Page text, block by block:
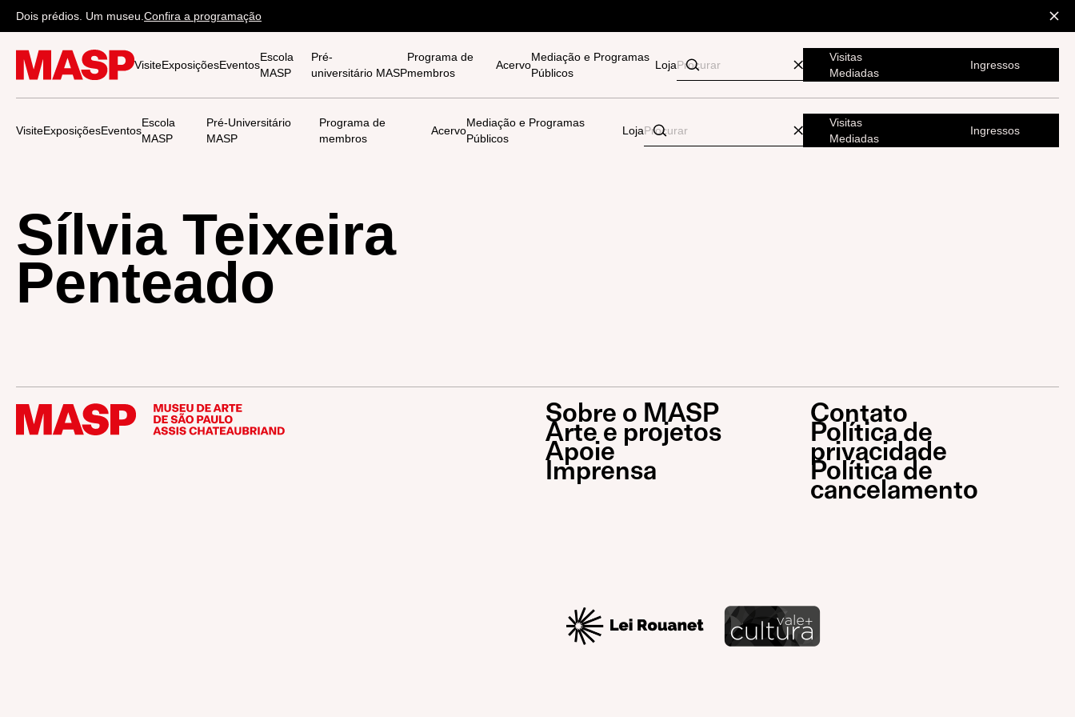
Dois prédios. Um museu. Confira a programação
VisiteExposiçõesEventos
Escola
MASP
Pré-
universitário MASP
Programa de
membros
Acervo
Mediação e Programas
Públicos
Loja
Visitas
Mediadas
Ingressos
VisiteExposiçõesEventos
Escola
MASP
Pré-Universitário
MASP
Programa de
membros
Acervo
Mediação e Programas
Públicos
Loja
Visitas
Mediadas
Ingressos
Sílvia Teixeira
Penteado
Sobre o MASP
Arte e projetos
Apoie
Imprensa
Contato
Política de
privacidade
Política de
cancelamento